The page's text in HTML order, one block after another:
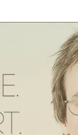
Mikkie B